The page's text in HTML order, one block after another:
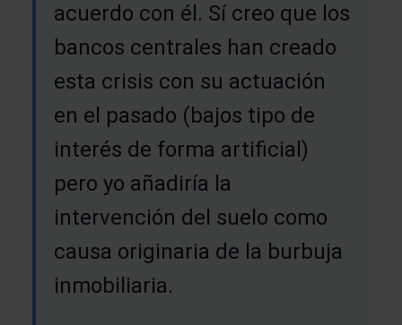
acuerdo con él. Sí creo que los
bancos centrales han creado
esta crisis con su actuación
en el pasado (bajos tipo de
interés de forma artificial)
pero yo añadiría la
intervención del suelo como
causa originaria de la burbuja
inmobiliaria.